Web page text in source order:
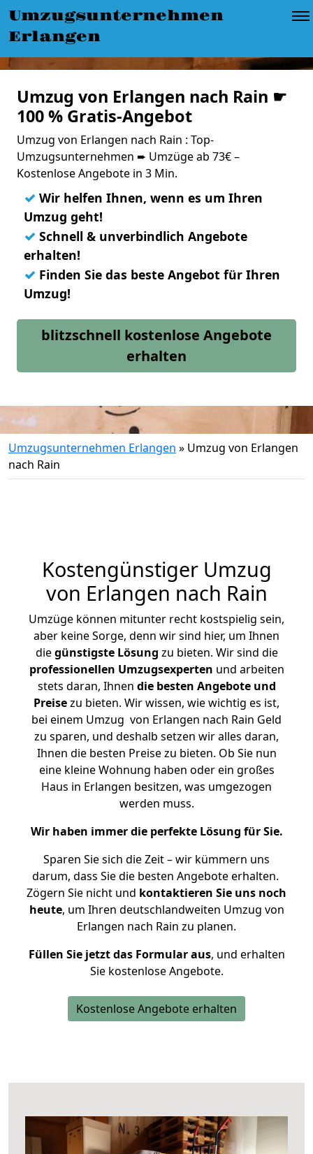
Umzugsunternehmen
Erlangen
Umzug von Erlangen nach Rain ☛
100 % Gratis-Angebot
Umzug von Erlangen nach Rain : Top-
Umzugsunternehmen ➨ Umzüge ab 73€ –
Kostenlose Angebote in 3 Min.
✓ Wir helfen Ihnen, wenn es um Ihren
Umzug geht!
✓ Schnell & unverbindlich Angebote
erhalten!
✓ Finden Sie das beste Angebot für Ihren
Umzug!
blitzschnell kostenlose Angebote
erhalten
Umzugsunternehmen Erlangen » Umzug von Erlangen
nach Rain
Kostengünstiger Umzug
von Erlangen nach Rain
Umzüge können mitunter recht kostspielig sein,
aber keine Sorge, denn wir sind hier, um Ihnen
diegünstigste Lösung zu bieten. Wir sind die
professionellen Umzugsexperten und arbeiten
stets daran, Ihnen die besten Angebote und
Preisezu bieten. Wir wissen, wie wichtig es ist,
bei einem Umzug von Erlangen nach Rain Geld
zu sparen, und deshalb setzen wir alles daran,
Ihnen die besten Preise zu bieten. Ob Sie nun
eine kleine Wohnung haben oder ein großes
Haus in Erlangen besitzen, was umgezogen
werden muss.
Wir haben immer die perfekte Lösung für Sie.
Sparen Sie sich die Zeit – wir kümmern uns
darum, dass Sie die besten Angebote erhalten.
Zögern Sie nicht und kontaktieren Sie uns noch
heute, um Ihren deutschlandweiten Umzug von
Erlangen nach Rain zu planen.
Füllen Sie jetzt das Formular aus, und erhalten
Sie kostenlose Angebote.
Kostenlose Angebote erhalten